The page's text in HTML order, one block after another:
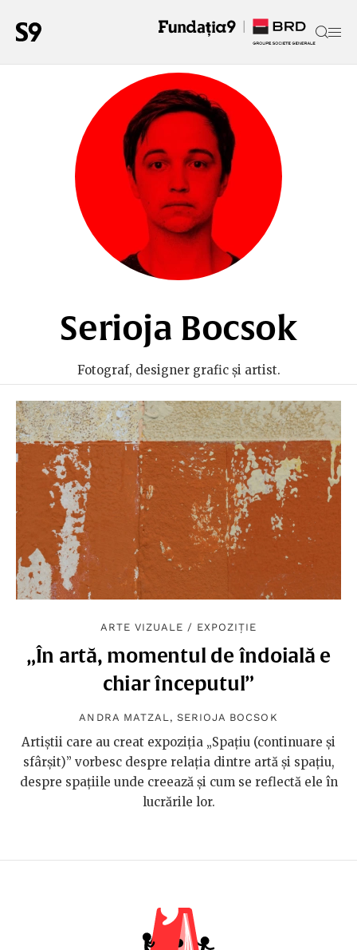
Serioja Bocsok
Fotograf, designer grafic și artist.
ARTE VIZUALE / EXPOZIȚIE
„În artă, momentul de îndoială e
chiar începutul”
ANDRA MATZAL, SERIOJA BOCSOK
Artiștii care au creat expoziția „Spațiu (continuare și
sfârșit)” vorbesc despre relația dintre artă și spațiu,
despre spațiile unde creează și cum se reflectă ele în
lucrările lor.